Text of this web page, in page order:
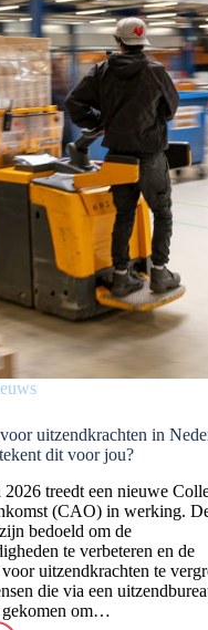
uitzendkrachten in
dit voor jou?
treedt een nieuwe
(CAO) in werking.
bedoeld om de
te verbeteren en de
uitzendkrachten te
die via een
om…